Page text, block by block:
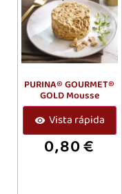
PURINA® GOURMET®
GOLD Mousse
Vista rápida
0,80€